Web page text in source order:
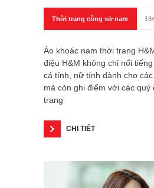
Thời trang công sở nam
Áo khoác nam thời trang
điệu H&M không chỉ nổi
cá tính, nữ tính dành cho các
mà còn ghi điểm với các
trang
CHI TIẾT